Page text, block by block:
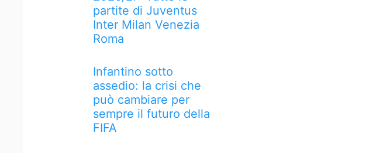
partite di Juventus
Inter Milan Venezia
Roma
Infantino sotto
assedio: la crisi che
può cambiare per
sempre il futuro della
FIFA